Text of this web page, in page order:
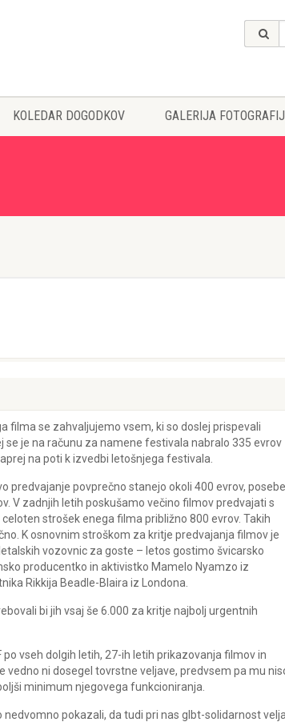
KOLEDAR DOGODKOV GALERIJA FOTOGRAFIJ
filma se zahvaljujemo vsem, ki so doslej prispevali
je na računu za namene festivala nabralo 335 evrov
na poti k izvedbi letošnjega festivala.
predvajanje povprečno stanejo okoli 400 evrov,
V zadnjih letih poskušamo večino filmov predvajati s
strošek enega filma približno 800 evrov. Takih
K osnovnim stroškom za kritje predvajanja filmov je
vozovnic za goste – letos gostimo švicarsko
producentko in aktivistko Mamelo Nyamzo iz
Rikkija Beadle-Blaira iz Londona.
bi jih vsaj še 6.000 za kritje najbolj urgentnih
vseh dolgih letih, 27-ih letih prikazovanja filmov in
ni dosegel tovrstne veljave, predvsem pa mu
minimum njegovega funkcioniranja.
pokazali, da tudi pri nas glbt-solidarnost